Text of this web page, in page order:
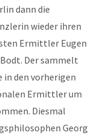
dann die
wieder ihren
Ermittler Eugen
Der sammelt
in den vorherigen
Ermittler um
Diesmal
Georg